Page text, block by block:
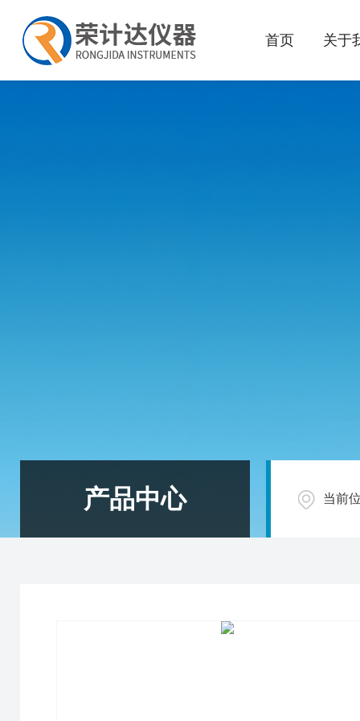
首页 关于
产品中心 当前